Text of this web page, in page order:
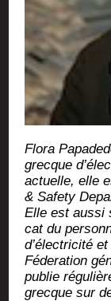
Flo­ra
grecque
actuelle, elle
& Safe­ty
Elle est aus­si
cat du
d’élec­tri­ci­té
Féde­ra­tion
publie
grecque sur